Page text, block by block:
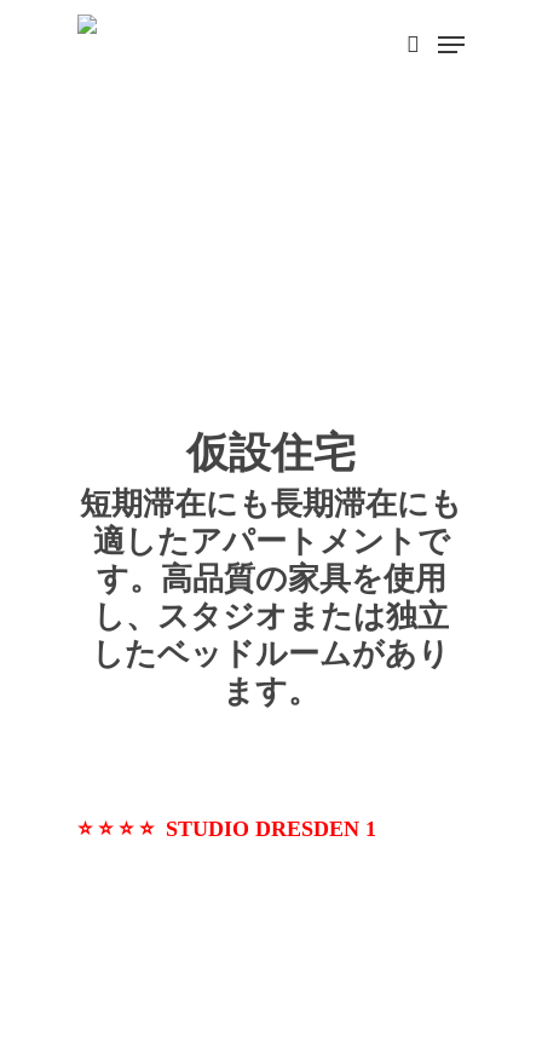
search
Menu
仮設住宅
短期滞在にも長期滞在にも
適したアパートメントで
す。高品質の家具を使用
し、スタジオまたは独立
したベッドルームがあり
ます。
⭐ ⭐ ⭐ ⭐ STUDIO DRESDEN 1